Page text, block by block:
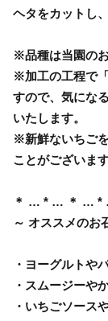
ヘタをカットし
※品種は当園の
※加工の工程で
すので、気にな
いたします。
※新鮮ないちご
ことがございま
＊ … * … ＊ …
～ オススメのお
・ヨーグルトや
・スムージーや
・いちごソース